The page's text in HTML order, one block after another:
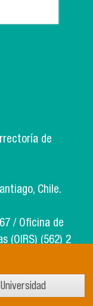
Universidad
de
Chile.
/ Oficina de
(OIRS) (562) 2
25